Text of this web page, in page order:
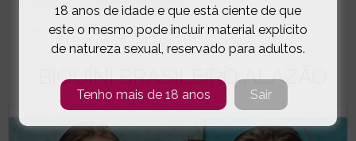
BIQUÍNI BRASILEIRO ALAZÃO( 61-1913ALAZAO )
BIQUÍNI BRASILEIRO ALAZÃO
18 anos de idade e que está ciente de que
este o mesmo pode incluir material explícito
de natureza sexual, reservado para adultos.
Tenho mais de 18 anos Sair